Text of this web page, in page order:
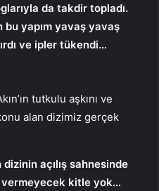
da takdir topladı.
yapım yavaş yavaş
ve ipler tükendi…
tutkulu aşkını ve
alan dizimiz gerçek
açılış sahnesinde
vermeyecek kitle yok…